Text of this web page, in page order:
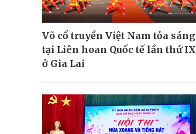
Võ cổ truyền Việt Nam tỏa sáng
tại Liên hoan Quốc tế lần thứ IX
ở Gia Lai